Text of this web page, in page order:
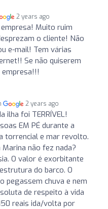
2 years ago
Muito ruim
o cliente! Não
e-mail! Tem várias
Se não quiserem
empresa!!!
2 years ago
ilha foi TERRÍVEL!
EM PÉ durante a
torrencial e mar revolto.
não fez nada?
O valor é exorbitante
do barco. O
pegassem chuva e nem
de respeito à vida
reais ida/volta por